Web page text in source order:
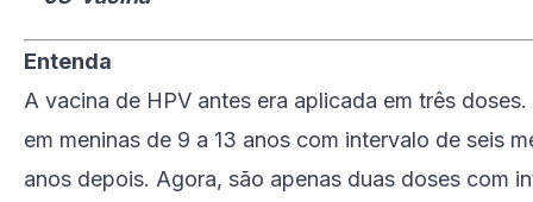
Entenda
A vacina de HPV antes era aplicada em três
em meninas de 9 a 13 anos com intervalo de seis
anos depois. Agora, são apenas duas doses com